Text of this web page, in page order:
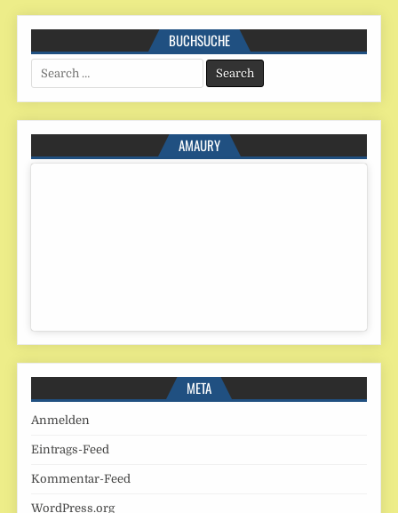
BUCHSUCHE
Search
for:
AMAURY
META
Anmelden
Eintrags-Feed
Kommentar-Feed
WordPress.org